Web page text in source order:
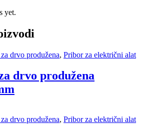
yet.
drvo produžena, Pribor za električni alat
drvo produžena
drvo produžena, Pribor za električni alat